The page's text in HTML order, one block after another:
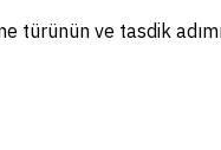
türünün ve tasdik